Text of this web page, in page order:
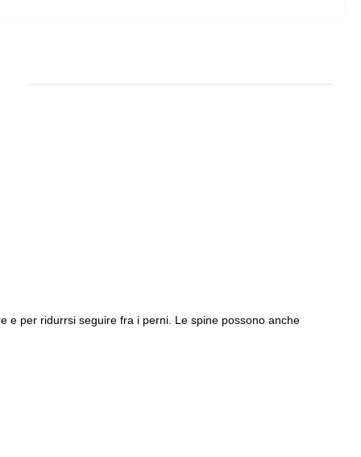
e per ridurrsi seguire fra i perni. Le spine possono anche